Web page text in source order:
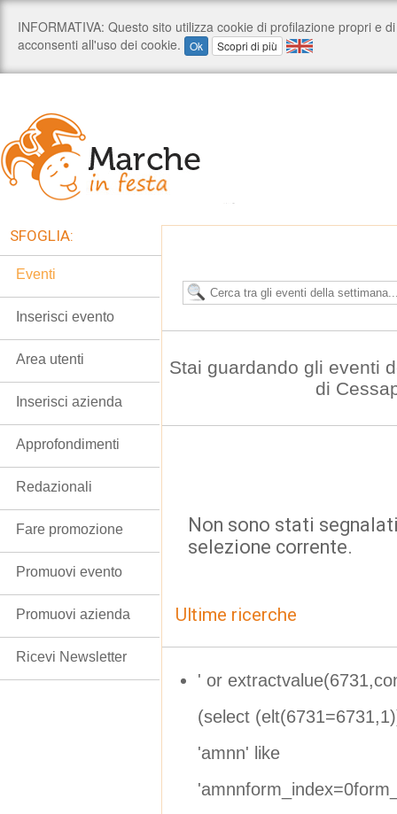
Stai guardando gli eventi
di
Non sono stati
selezione corrente.
Ultime ricerche
' or
(select
'amnn' like
SFOGLIA:
Eventi
Inserisci evento
Area utenti
Inserisci azienda
Approfondimenti
Redazionali
Fare promozione
Promuovi evento
Promuovi azienda
Ricevi Newsletter